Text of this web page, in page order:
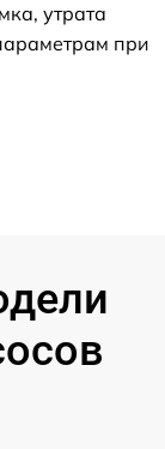
утрата
при